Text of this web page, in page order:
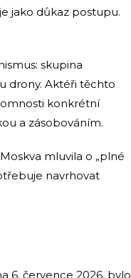
jako důkaz postupu.
skupina
drony. Aktéři těchto
konkrétní
a zásobováním.
mluvila o „plné
navrhovat
6. července 2026, bylo